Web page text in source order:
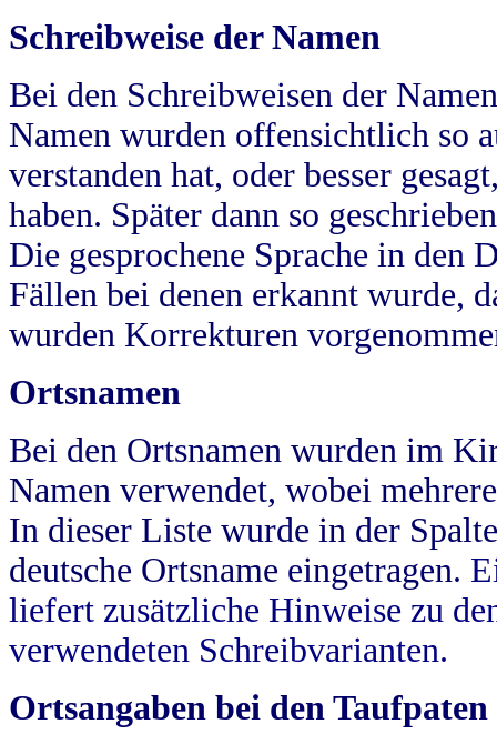
Schreibweise der Namen
Bei den Schreibweisen der
Namen wurden offensichtlich so
verstanden hat, oder besser
haben. Später dann so
Die gesprochene Sprache in
Fällen bei denen erkannt wurde,
wurden Korrekturen
Ortsnamen
Bei den Ortsnamen wurden im
Namen verwendet, wobei
In dieser Liste wurde in der
deutsche Ortsname eingetragen.
liefert zusätzliche Hinweise zu
verwendeten Schreibvarianten.
Ortsangaben bei den Taufpaten